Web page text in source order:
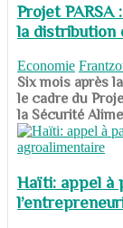
Projet
la distribution
Economie
​​​​​​​Six mois après
le cadre du
la Sécurité
Haïti: appel à